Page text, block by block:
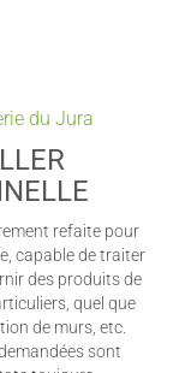
du Jura
refaite pour
capable de traiter
des produits de
quel que
de murs, etc.
sont